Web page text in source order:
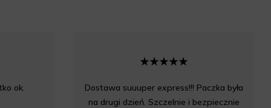
ok.
Dostawa suuuper express!!! Paczka była
na drugi dzień. Szczelnie i bezpiecznie